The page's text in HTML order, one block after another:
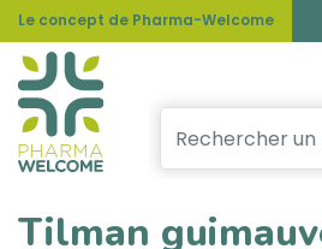
Le concept de Pharma-Welcome
Tilman